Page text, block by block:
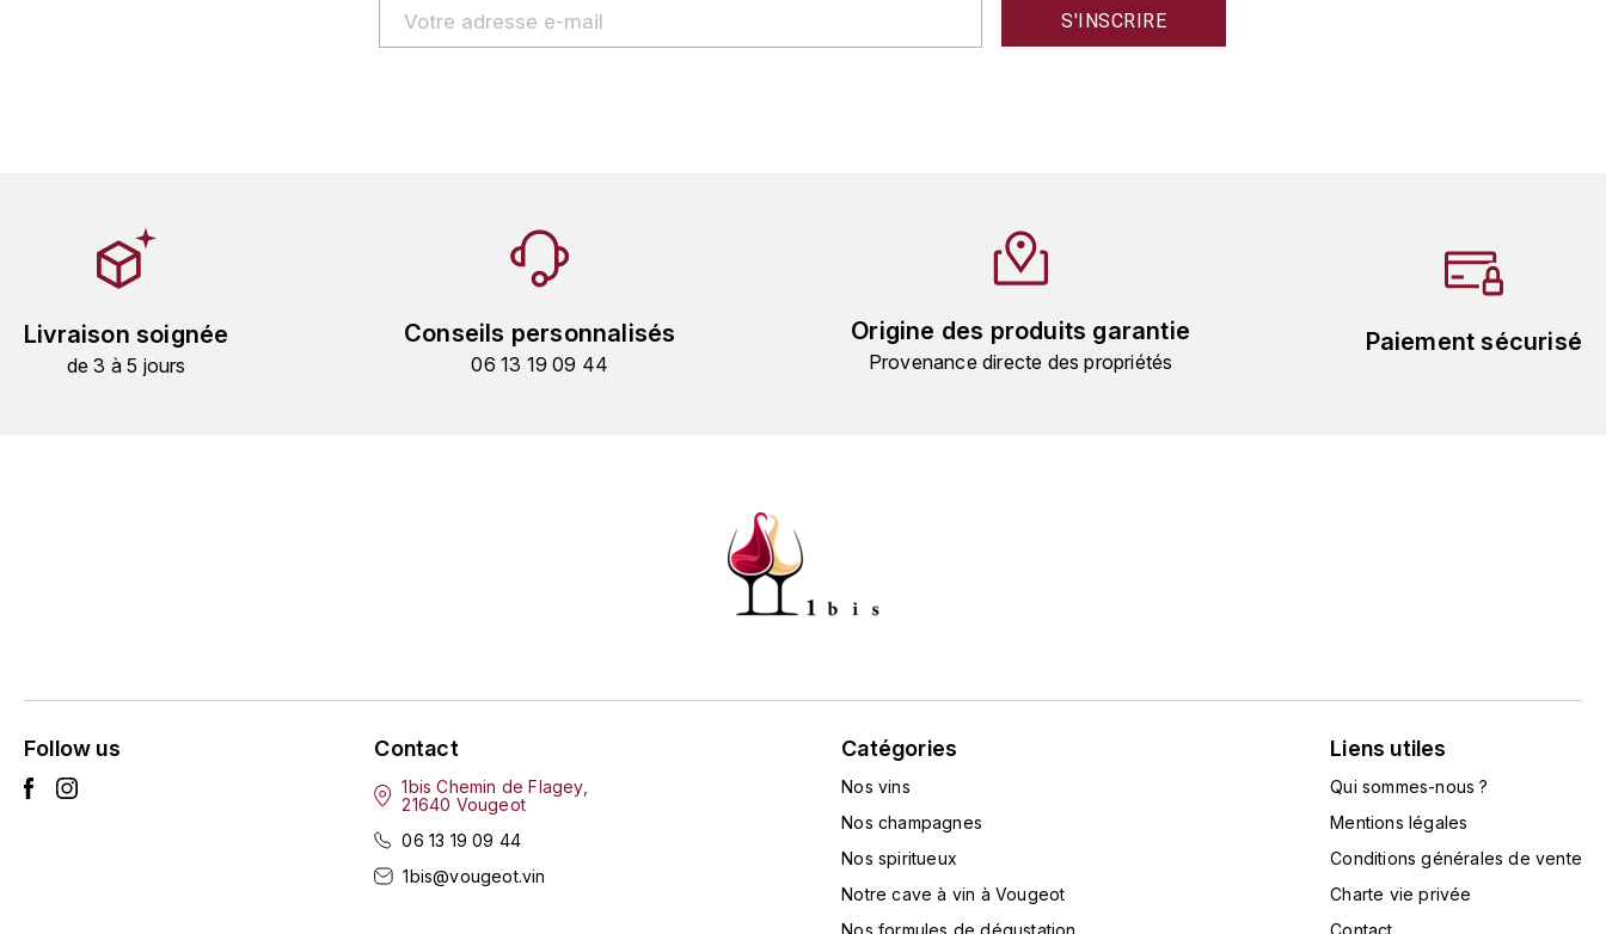
Livraison soignée
de 3 à 5 jours
Conseils personnalisés
06 13 19 09 44
Origine des produits garantie
Provenance directe des propriétés
Paiement sécurisé
Follow us Contact
1bis Chemin de Flagey,
21640 Vougeot
06 13 19 09 44
1bis@vougeot.vin
Catégories
Nos vins
Nos champagnes
Nos spiritueux
Notre cave à vin à Vougeot
Liens utiles
Qui sommes-nous ?
Mentions légales
Conditions générales de vente
Charte vie privée